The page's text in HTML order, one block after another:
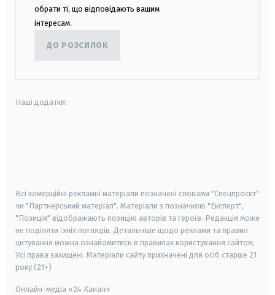
обрати ті, що відповідають вашим
інтересам.
ДО РОЗСИЛОК
Наші додатки:
Всі комерційні рекламні матеріали позначені словами "Спецпроєкт"
чи "Партнерський матеріал". Матеріали з позначкою "Експерт",
"Позиція" відображають позицію авторів та героїв. Редакція може
не поділяти їхніх поглядів. Детальніше щодо реклами та правил
цитування можна ознайомитись в правилах користування сайтом.
Усі права захищені. Матеріали сайту призначені для осіб старше 21
року (21+)
Онлайн-медіа «24 Канал»